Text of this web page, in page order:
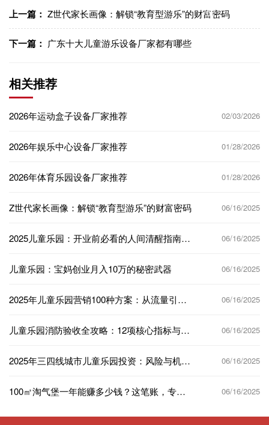
接
上一篇： Z世代家长画像：解锁“教育型游乐”的财富密码
下一篇： 广东十大儿童游乐设备厂家都有哪些
相关推荐
2026年运动盒子设备厂家推荐 02/03/2026
2026年娱乐中心设备厂家推荐 01/28/2026
2026年体育乐园设备厂家推荐 01/28/2026
Z世代家长画像：解锁“教育型游乐”的财富密码 06/16/2025
2025儿童乐园：开业前必看的人间清醒指南，
06/16/2025
儿童乐园：宝妈创业月入10万的秘密武器 06/16/2025
2025年儿童乐园营销100种方案：从流量引爆
06/16/2025
儿童乐园消防验收全攻略：12项核心指标与实
06/16/2025
2025年三四线城市儿童乐园投资：风险与机遇
06/16/2025
100㎡淘气堡一年能赚多少钱？这笔账，专业
06/16/2025